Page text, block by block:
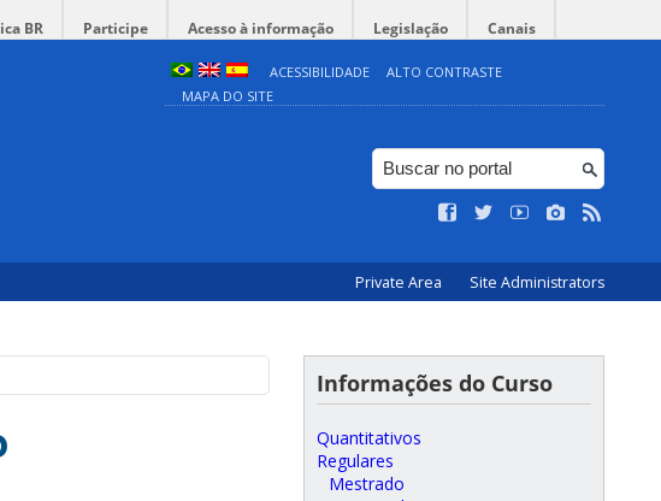
BR Participe Acesso à informação Legislação Canais
ACESSIBILIDADE
ALTO CONTRASTE
MAPA DO SITE
Private Area Site Administrators
Informações do Curso
Quantitativos
Regulares
Mestrado